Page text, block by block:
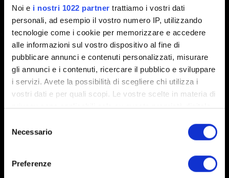
Noi e i nostri 1022 partner trattiamo i vostri dati
personali, ad esempio il vostro numero IP, utilizzando
tecnologie come i cookie per memorizzare e accedere
alle informazioni sul vostro dispositivo al fine di
pubblicare annunci e contenuti personalizzati, misurare
gli annunci e i contenuti, ricercare il pubblico e sviluppare
i servizi. Avete la possibilità di scegliere chi utilizza i
vostri dati e per quali scopi. Le vostre scelte in materia di
privacy sono applicabili solo su questa proprietà digitale
modificare o revocare il proprio consenso in qualsiasi
momento dalla Dichiarazione sui cookie o facendo clic
delNecessario
Preferenze
Creato 7 anni fa Aggiornato 3 anni fa
Se non riesci ad avviare espansioni o DLC scaricati da
PlayStation™Store e installati sulla console, prova a
ripristinare la relativa licenza.